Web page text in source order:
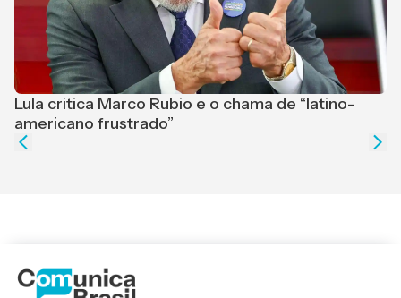
Lula critica Marco Rubio e o chama de “latino-
americano frustrado”